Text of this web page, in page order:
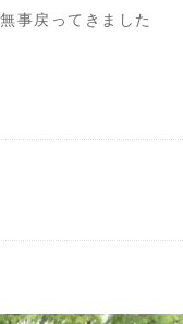
事戻ってきました